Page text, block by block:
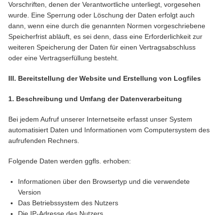
Vorschriften, denen der Verantwortliche unterliegt, vorgesehen
wurde. Eine Sperrung oder Löschung der Daten erfolgt auch
dann, wenn eine durch die genannten Normen vorgeschriebene
Speicherfrist abläuft, es sei denn, dass eine Erforderlichkeit zur
weiteren Speicherung der Daten für einen Vertragsabschluss
oder eine Vertragserfüllung besteht.
III. Bereitstellung der Website und Erstellung von Logfiles
1. Beschreibung und Umfang der Datenverarbeitung
Bei jedem Aufruf unserer Internetseite erfasst unser System
automatisiert Daten und Informationen vom Computersystem des
aufrufenden Rechners.
Folgende Daten werden ggfls. erhoben:
Informationen über den Browsertyp und die verwendete
Version
Das Betriebssystem des Nutzers